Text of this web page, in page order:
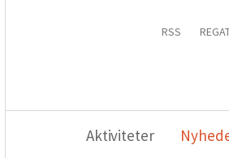
RSS
Aktiviteter